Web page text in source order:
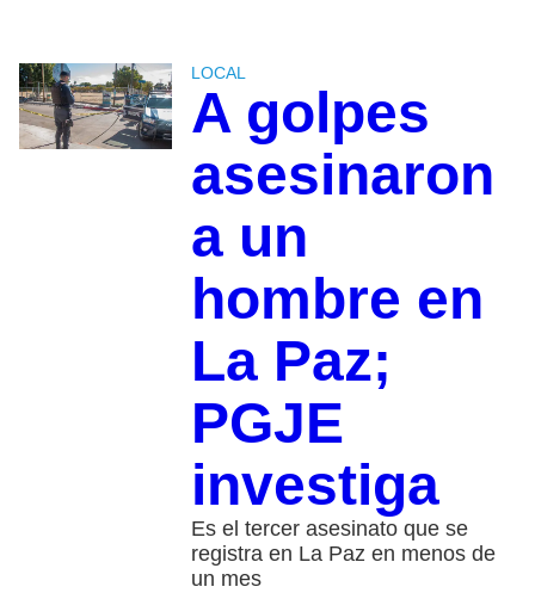
LOCAL
A golpes
asesinaron
a un
hombre en
La Paz;
PGJE
investiga
Es el tercer asesinato que se
registra en La Paz en menos de
un mes